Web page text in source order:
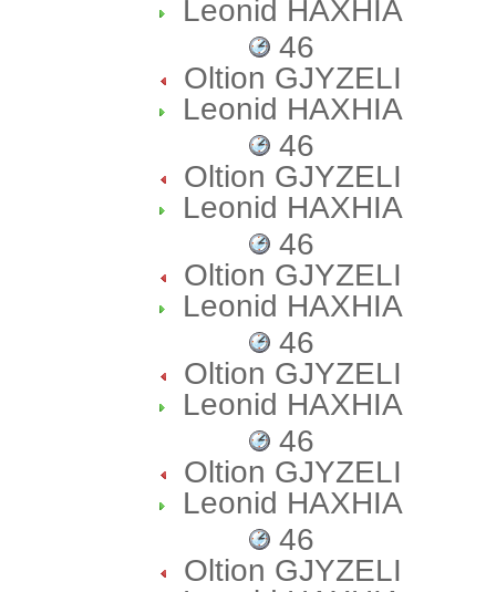
Leonid HAXHIA
46
Oltion GJYZELI
Leonid HAXHIA
46
Oltion GJYZELI
Leonid HAXHIA
46
Oltion GJYZELI
Leonid HAXHIA
46
Oltion GJYZELI
Leonid HAXHIA
46
Oltion GJYZELI
Leonid HAXHIA
46
Oltion GJYZELI